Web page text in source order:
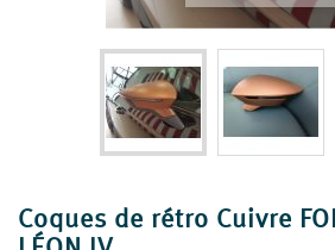
Coques de rétro Cuivre